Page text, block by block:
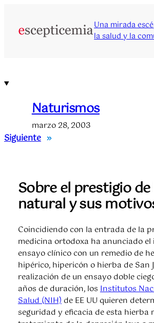
contenido
Una mirada
la salud y la
Naturismos
marzo 28, 2003
Siguiente »
Sobre el prestigio
natural y sus
Coincidiendo con la entrada de la
medicina ortodoxa ha anunciado el
ensayo clínico con un remedio de
hipérico, hipericón o hierba de San
realización de un ensayo doble
años de duración, losInstitutos
Salud (NIH)de EE UU quieren
seguridad y eficacia de esta hierba